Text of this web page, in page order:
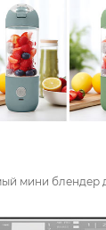
мини блендер